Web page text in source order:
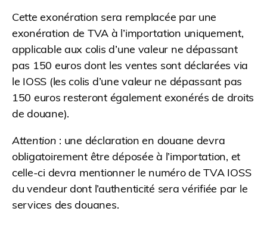
Cette exonération sera remplacée par une
exonération de TVA à l’importation uniquement,
applicable aux colis d’une valeur ne dépassant
pas 150 euros dont les ventes sont déclarées via
le IOSS (les colis d’une valeur ne dépassant pas
150 euros resteront également exonérés de droits
de douane).
Attention : une déclaration en douane devra
obligatoirement être déposée à l’importation, et
celle-ci devra mentionner le numéro de TVA IOSS
du vendeur dont l’authenticité sera vérifiée par le
services des douanes.